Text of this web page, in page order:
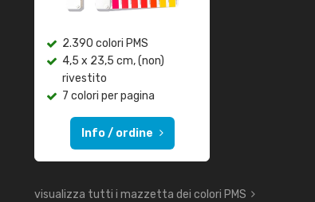
2.390 colori PMS
4,5 x 23,5 cm, (non)
rivestito
7 colori per pagina
Info / ordine
visualizza tutti i mazzetta dei colori PMS